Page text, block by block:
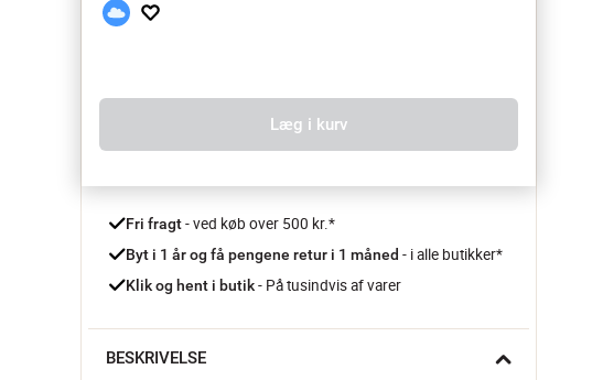
Læg i kurv
Fri fragt - ved køb over 500 kr.*
Byt i 1 år og få pengene retur i 1 måned - i alle butikker*
Klik og hent i butik - På tusindvis af varer
BESKRIVELSE